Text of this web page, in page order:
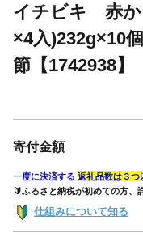
イチビキ 赤
×4入)232g×10
節【1742938】
寄付金額
一度に決済する 返礼品数は３つ
🔰ふるさと納税が初めての方、
仕組みについて知る